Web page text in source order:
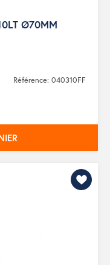
Ø70MM
Référence: 040310FF